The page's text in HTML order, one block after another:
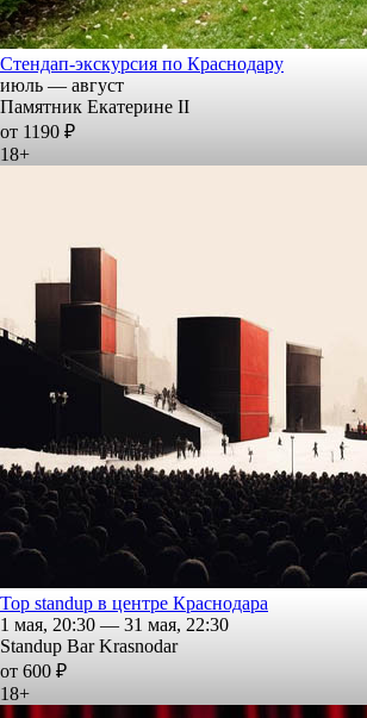
Стендап-экскурсия по Краснодару
июль — август
Памятник Екатерине II
от 1190 ₽
18+
Top standup в центре Краснодара
1 мая, 20:30 — 31 мая, 22:30
Standup Bar Krasnodar
от 600 ₽
18+